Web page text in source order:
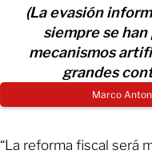
(La evasión
siempre se
mecanismos
grandes
Marco
“La reforma fiscal será